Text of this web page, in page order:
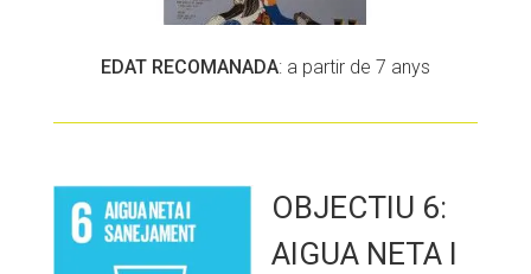
EDAT RECOMANADA: a partir de 7 anys
OBJECTIU 6:
AIGUA NETA I